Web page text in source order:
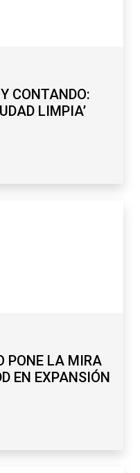
CONTANDO:
LIMPIA’
PONE LA MIRA
EN EXPANSIÓN